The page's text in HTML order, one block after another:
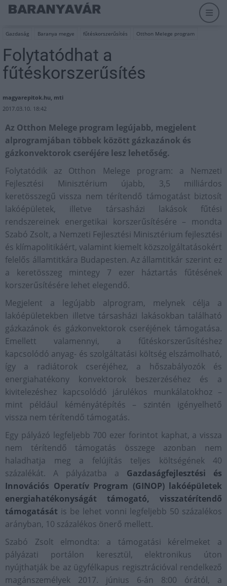
Gazdaság Baranya megye fűtéskorszerűsítés Otthon Melege program
Folytatódhat a
fűtéskorszerűsítés
magyarepitok.hu, mti
2017.03.10. 18:42
Az Otthon Melege program legújabb, megjelent
alprogramjában többek között gázkazánok és
gázkonvektorok cseréjére lesz lehetőség.
Folytatódik az Otthon Melege program: a Nemzeti
Fejlesztési Minisztérium újabb, 3,5 milliárdos
keretösszegű vissza nem térítendő támogatást biztosít
lakóépületek, illetve társasházi lakások fűtési
rendszereinek energetikai korszerűsítésére – mondta
Szabó Zsolt, a Nemzeti Fejlesztési Minisztérium fejlesztési
és klímapolitikáért, valamint kiemelt közszolgáltatásokért
felelős államtitkára Budapesten. Az államtitkár szerint ez
a keretösszeg mintegy 7 ezer háztartás fűtésének
korszerűsítésére lehet elegendő.
Megjelent a legújabb alprogram, melynek célja a
lakóépületekben illetve társasházi lakásokban található
gázkazánok és gázkonvektorok cseréjének támogatása.
Emellett valamennyi, a fűtéskorszerűsítéshez
kapcsolódó anyag- és szolgáltatási költség elszámolható,
így a radiátorok cseréjéhez, a hőszabályozók és
energiahatékony konvektorok beszerzéséhez és a
kivitelezéshez kapcsolódó járulékos munkálatokhoz –
mint például kéményátépítés – szintén igényelhető
vissza nem térítendő támogatás.
Egy pályázó legfeljebb 700 ezer forintot kaphat, a vissza
nem térítendő támogatás összege azonban nem
haladhatja meg a felújítás teljes költségének 40
százalékát. A pályázatba a Gazdaságfejlesztési és
Innovációs Operatív Program (GINOP) lakóépületek
energiahatékonyságát támogató, visszatérítendő
támogatását is be lehet vonni legfeljebb 50 százalékos
arányban, 10 százalékos önerő mellett.
Szabó Zsolt elmondta: a támogatási kérelmeket a
pályázati portálon keresztül, elektronikus úton
nyújthatják be az ügyfélkapus regisztrációval rendelkező
magánszemélyek 2017. június 6-án 8:00 órától, a